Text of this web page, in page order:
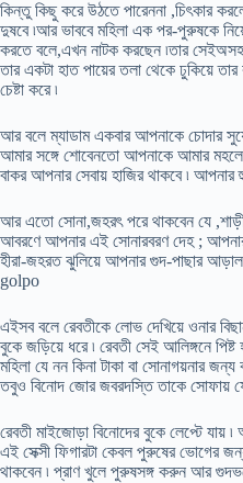
কিন্তু কিছু করে উঠতে পারেননা ,চিৎকার
দুষবে ৷আর ভাববে মহিলা এক পর-পুরুষকে
করতে বলে,এখন নাটক করছেন ৷তার
তার একটা হাত পায়ের তলা থেকে ঢুকিয়ে
চেষ্টা করে ৷
আর বলে ম্যাডাম একবার আপনাকে চোদার
আমার সঙ্গে শোবেনতো আপনাকে আমার মহলে
বাকর আপনার সেবায় হাজির থাকবে ৷
আর এতো সোনা,জহরৎ পরে থাকবেন যে
আবরণে আপনার এই সোনারবরণ দেহ ;
হীরা-জহরত ঝুলিয়ে আপনার গুদ-পাছার
golpo
এইসব বলে রেবতীকে লোভ দেখিয়ে ওনার
বুকে জড়িয়ে ধরে ৷ রেবতী সেই আলিঙ্গনে
মহিলা যে নন কিনা টাকা বা সোনাগয়নার
তবুও বিনোদ জোর জবরদস্তি তাকে সোফায়
রেবতী মাইজোড়া বিনোদের বুকে লেপ্টে যায়
এই সেক্সী ফিগারটা কেবল পুরুষের ভোগের
থাকবেন ৷ প্রাণ খুলে পুরুষসঙ্গ করুন আর